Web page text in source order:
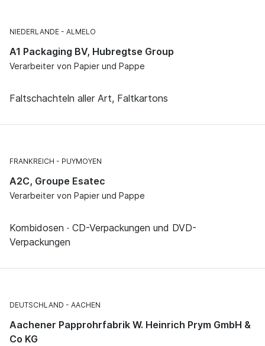
NIEDERLANDE ALMELO
A1 Packaging BV, Hubregtse Group
Verarbeiter von Papier und Pappe
Faltschachteln aller Art, Faltkartons
FRANKREICH PUYMOYEN
A2C, Groupe Esatec
Verarbeiter von Papier und Pappe
Kombidosen · CD-Verpackungen und DVD-
Verpackungen
DEUTSCHLAND AACHEN
Aachener Papprohrfabrik W. Heinrich Prym GmbH &
Co KG